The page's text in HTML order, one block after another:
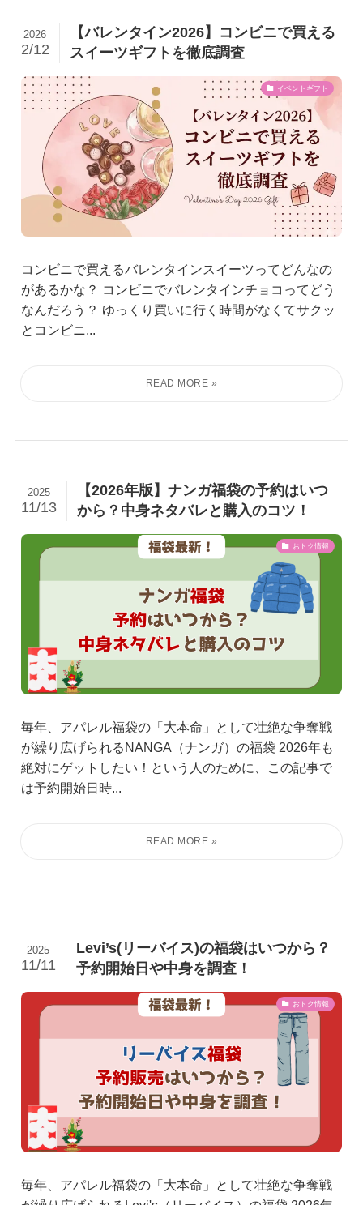
【バレンタイン2026】コンビニで買える
スイーツギフトを徹底調査
2026
2/12
イベントギフト
コンビニで買えるバレンタインスイーツってどんなの
があるかな？ コンビニでバレンタインチョコってどう
なんだろう？ ゆっくり買いに行く時間がなくてサクッ
とコンビニ...
【2026年版】ナンガ福袋の予約はいつ
から？中身ネタバレと購入のコツ！
2025
11/13
おトク情報
毎年、アパレル福袋の「大本命」として壮絶な争奪戦
が繰り広げられるNANGA（ナンガ）の福袋 2026年も
絶対にゲットしたい！という人のために、この記事で
は予約開始日時...
Levi’s(リーバイス)の福袋はいつから？
予約開始日や中身を調査！
2025
11/11
おトク情報
毎年、アパレル福袋の「大本命」として壮絶な争奪戦